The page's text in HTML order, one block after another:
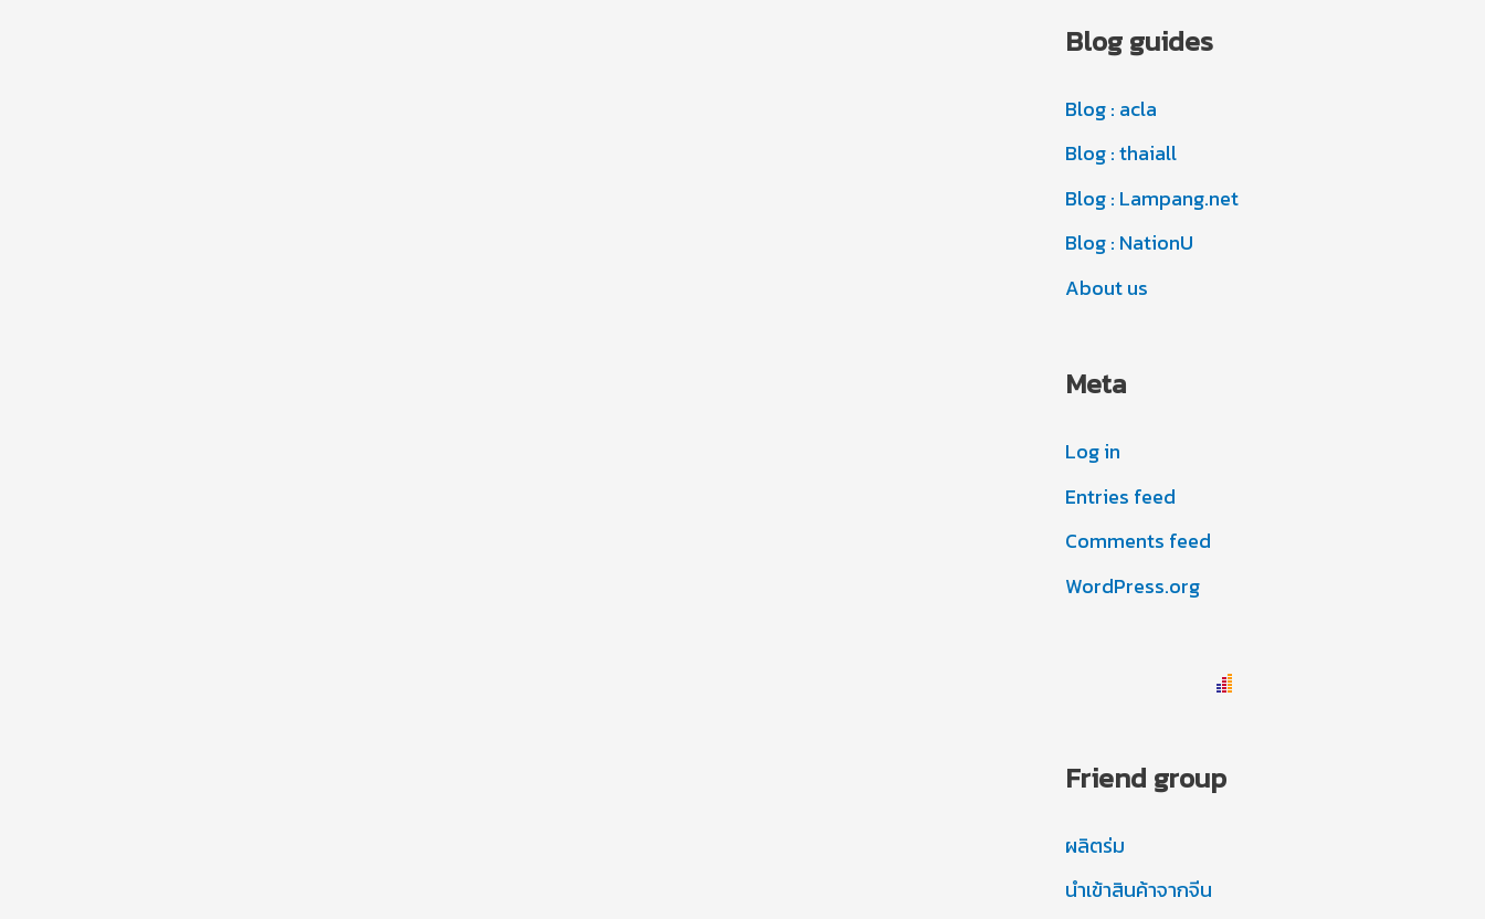
e
h
v
e
s
Blog guides
Blog : acla
Blog : thaiall
Blog : Lampang.net
Blog : NationU
About us
Meta
Log in
Entries feed
Comments feed
WordPress.org
Friend group
ผลิตร่ม
นำเข้าสินค้าจากจีน